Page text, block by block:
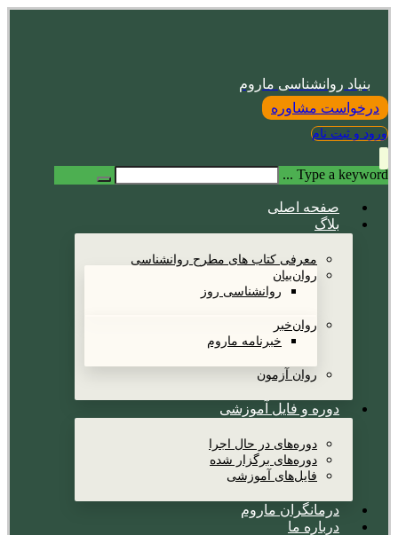
بنیاد روانشناسی ماروم
درخواست مشاوره
ورود و ثبت نام
Type a keyword ...
صفحه اصلی
بلاگ
معرفی کتاب های مطرح روانشناسی
روان‌بیان
روانشناسی روز
روان‌خبر
خبرنامه ماروم
روان آزمون
دوره و فایل آموزشی
دوره‌های در حال اجرا
دوره‌های برگزار شده
فایل‌های آموزشی
درمانگران ماروم
درباره ما